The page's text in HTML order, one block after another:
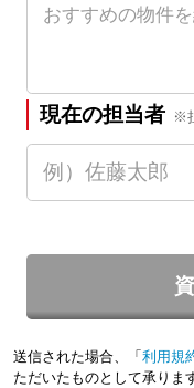
現在の担当者 ※
送信された場合、「 利用規
ただいたものとして承りま